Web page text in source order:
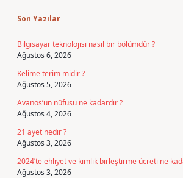
Son Yazılar
Bilgisayar teknolojisi nasıl bir bölümdür ?
Ağustos 6, 2026
Kelime terim midir ?
Ağustos 5, 2026
Avanos’un nüfusu ne kadardır ?
Ağustos 4, 2026
21 ayet nedir ?
Ağustos 3, 2026
2024’te ehliyet ve kimlik birleştirme ücreti ne
Ağustos 3, 2026